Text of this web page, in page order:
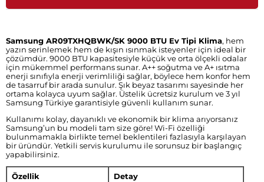
Samsung AR09TXHQBWK/SK 9000 BTU Ev Tipi Klima, hem
yazın serinlemek hem de kışın ısınmak isteyenler için ideal bir
çözümdür. 9000 BTU kapasitesiyle küçük ve orta ölçekli odalar
için mükemmel performans sunar. A++ soğutma ve A+ ısıtma
enerji sınıfıyla enerji verimliliği sağlar, böylece hem konfor hem
de tasarruf bir arada sunulur. Şık beyaz tasarımı sayesinde her
ortama kolayca uyum sağlar. Üstelik ücretsiz kurulum ve 3 yıl
Samsung Türkiye garantisiyle güvenli kullanım sunar.
Kullanımı kolay, dayanıklı ve ekonomik bir klima arıyorsanız
Samsung’un bu modeli tam size göre! Wi-Fi özelliği
bulunmamakla birlikte temel beklentileri fazlasıyla karşılayan
bir üründür. Yetkili servis kurulumu ile sorunsuz bir başlangıç
yapabilirsiniz.
Özellik Detay